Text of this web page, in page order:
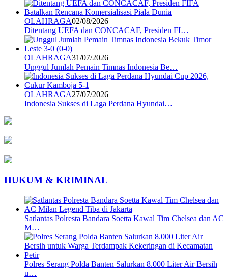
OLAHRAGA02/08/2026
Ditentang UEFA dan CONCACAF, Presiden FI…
OLAHRAGA31/07/2026
Unggul Jumlah Pemain Timnas Indonesia Be…
OLAHRAGA27/07/2026
Indonesia Sukses di Laga Perdana Hyundai…
HUKUM & KRIMINAL
Satlantas Polresta Bandara Soetta Kawal Tim Chelsea dan AC
M…
Polres Serang Polda Banten Salurkan 8.000 Liter Air Bersih
u…